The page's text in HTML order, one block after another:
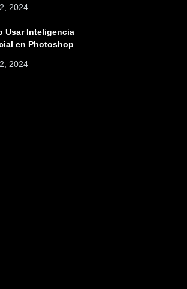
2024
Usar Inteligencia
en Photoshop
2024